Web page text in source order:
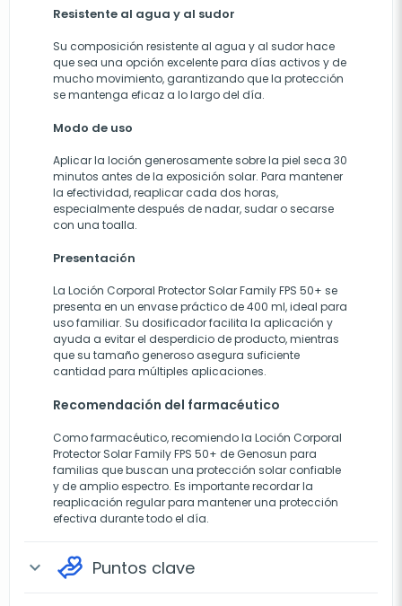
Resistente al agua y al sudor
Su composición resistente al agua y al sudor hace
que sea una opción excelente para días activos y de
mucho movimiento, garantizando que la protección
se mantenga eficaz a lo largo del día.
Modo de uso
Aplicar la loción generosamente sobre la piel seca 30
minutos antes de la exposición solar. Para mantener
la efectividad, reaplicar cada dos horas,
especialmente después de nadar, sudar o secarse
con una toalla.
Presentación
La Loción Corporal Protector Solar Family FPS 50+ se
presenta en un envase práctico de 400 ml, ideal para
uso familiar. Su dosificador facilita la aplicación y
ayuda a evitar el desperdicio de producto, mientras
que su tamaño generoso asegura suficiente
cantidad para múltiples aplicaciones.
Recomendación del farmacéutico
Como farmacéutico, recomiendo la Loción Corporal
Protector Solar Family FPS 50+ de Genosun para
familias que buscan una protección solar confiable
y de amplio espectro. Es importante recordar la
reaplicación regular para mantener una protección
efectiva durante todo el día.
expand_more Puntos clave